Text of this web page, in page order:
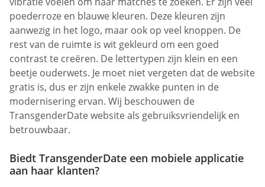
poederroze en blauwe kleuren. Deze kleuren zijn
aanwezig in het logo, maar ook op veel knoppen. De
rest van de ruimte is wit gekleurd om een goed
contrast te creëren. De lettertypen zijn klein en een
beetje ouderwets. Je moet niet vergeten dat de website
gratis is, dus er zijn enkele zwakke punten in de
modernisering ervan. Wij beschouwen de
TransgenderDate website als gebruiksvriendelijk en
betrouwbaar.
Biedt TransgenderDate een mobiele applicatie
aan haar klanten?